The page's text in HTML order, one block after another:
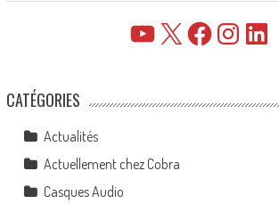
YouTube FacebookInstagramLinkedIn
CATÉGORIES
Actualités
Actuellement chez Cobra
Casques Audio